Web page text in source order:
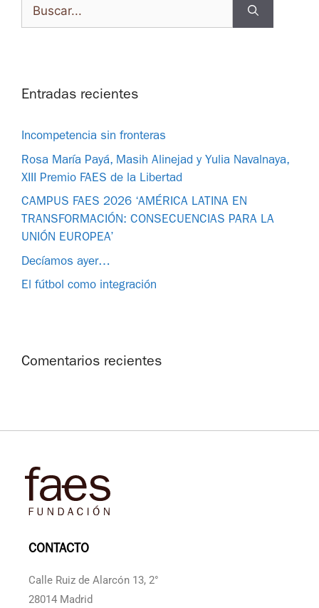
Entradas recientes
Incompetencia sin fronteras
Rosa María Payá, Masih Alinejad y Yulia Navalnaya,
XIII Premio FAES de la Libertad
CAMPUS FAES 2026 ‘AMÉRICA LATINA EN
TRANSFORMACIÓN: CONSECUENCIAS PARA LA
UNIÓN EUROPEA’
Decíamos ayer…
El fútbol como integración
Comentarios recientes
CONTACTO
Calle Ruiz de Alarcón 13, 2°
28014 Madrid